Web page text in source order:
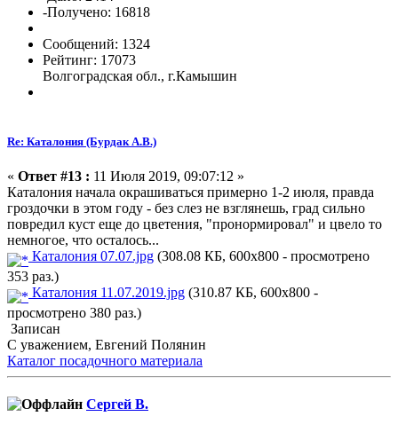
-Получено: 16818
Сообщений: 1324
Рейтинг: 17073
Волгоградская обл., г.Камышин
Re: Каталония (Бурдак А.В.)
« Ответ #13 : 11 Июля 2019, 09:07:12 »
Каталония начала окрашиваться примерно 1-2 июля, правда
гроздочки в этом году - без слез не взглянешь, град сильно
повредил куст еще до цветения, "пронормировал" и цвело то
немногое, что осталось...
Каталония 07.07.jpg (308.08 КБ, 600x800 - просмотрено
353 раз.)
Каталония 11.07.2019.jpg (310.87 КБ, 600x800 -
просмотрено 380 раз.)
Записан
С уважением, Евгений Полянин
Каталог посадочного материала
Сергей В.